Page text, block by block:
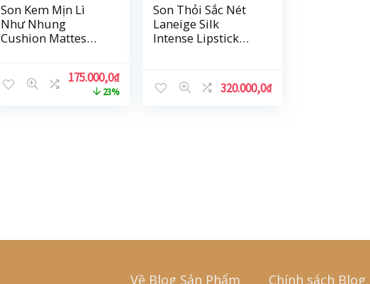
Son Kem Mịn Lì
Như Nhung
Cushion Mattes
Đa Chiều 6.4ml175.000,0₫
23%
Son Thỏi Sắc Nét
Laneige Silk
Intense Lipstick
320.000,0₫
Về Blog Sản Phẩm Chính sách Blog